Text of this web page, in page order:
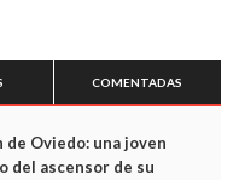
COMENTADAS
Oviedo: una joven
del ascensor de su